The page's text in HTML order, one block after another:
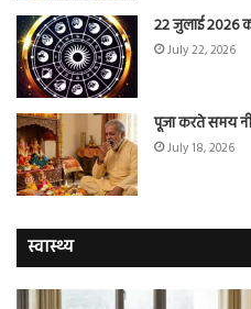
22 जुलाई 2026
July 22, 2026
पूजा करते समय
July 18, 2026
स्वास्थ्य